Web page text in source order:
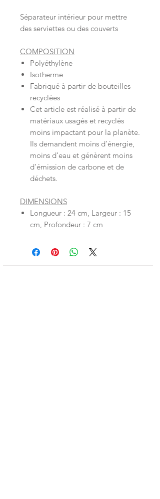
Séparateur intérieur pour mettre
des serviettes ou des couverts
COMPOSITION
Polyéthylène
Isotherme
Fabriqué à partir de bouteilles
recyclées
Cet article est réalisé à partir de
matériaux usagés et recyclés
moins impactant pour la planète.
Ils demandent moins d’énergie,
moins d’eau et génèrent moins
d’émission de carbone et de
déchets.
DIMENSIONS
Longueur : 24 cm, Largeur : 15
cm, Profondeur : 7 cm